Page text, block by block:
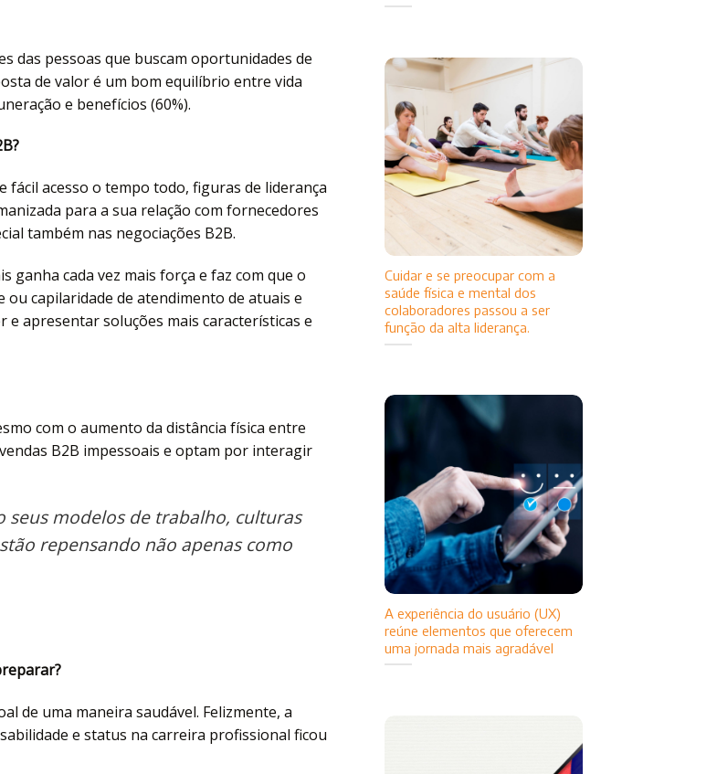
das pessoas que buscam oportunidades de
de valor é um bom equilíbrio entre vida
e benefícios (60%).
fácil acesso o tempo todo, figuras de liderança
para a sua relação com fornecedores
também nas negociações B2B.
ganha cada vez mais força e faz com que o
ou capilaridade de atendimento de atuais e
e apresentar soluções mais características e
com o aumento da distância física entre
B2B impessoais e optam por interagir
seus modelos de trabalho, culturas
repensando não apenas como
de uma maneira saudável. Felizmente, a
e status na carreira profissional ficou
Cuidar e se preocupar com a
saúde física e mental dos
colaboradores passou a ser
função da alta liderança.
A experiência do usuário (UX)
reúne elementos que oferecem
uma jornada mais agradável